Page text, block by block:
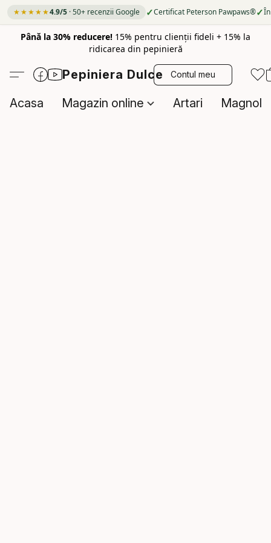
★★★★★4.9/5 · 50+ recenzii Google ✓Certificat Peterson Pawpaws®✓
Până la 30% reducere! 15% pentru clienții fideli + 15% la
ridicarea din pepinieră
Pepiniera Dulce Contul meu
Acasa Magazin online Artari Magnolii